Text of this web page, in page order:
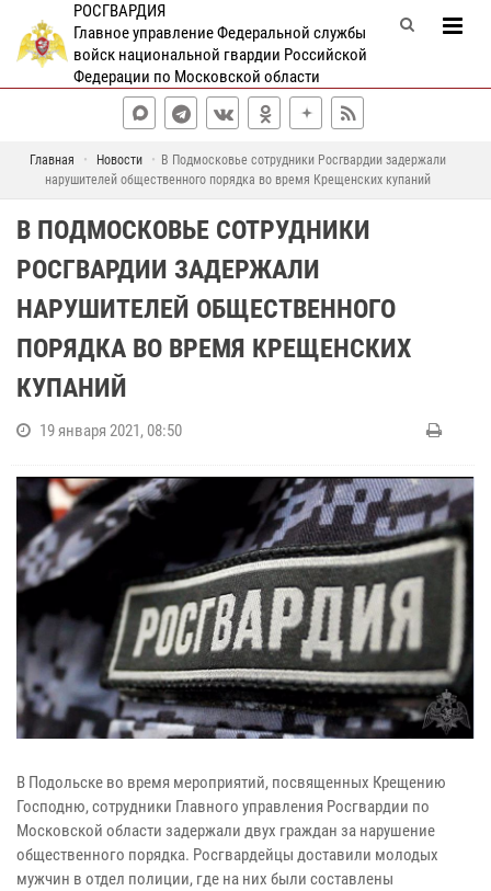
РОСГВАРДИЯ
Главное управление Федеральной службы
войск национальной гвардии Российской
Федерации по Московской области
Главная Новости
В Подмосковье сотрудники Росгвардии задержали
нарушителей общественного порядка во время Крещенских купаний
В ПОДМОСКОВЬЕ СОТРУДНИКИ
РОСГВАРДИИ ЗАДЕРЖАЛИ
НАРУШИТЕЛЕЙ ОБЩЕСТВЕННОГО
ПОРЯДКА ВО ВРЕМЯ КРЕЩЕНСКИХ
КУПАНИЙ
19 января 2021, 08:50
В Подольске во время мероприятий, посвященных Крещению
Господню, сотрудники Главного управления Росгвардии по
Московской области задержали двух граждан за нарушение
общественного порядка. Росгвардейцы доставили молодых
мужчин в отдел полиции, где на них были составлены